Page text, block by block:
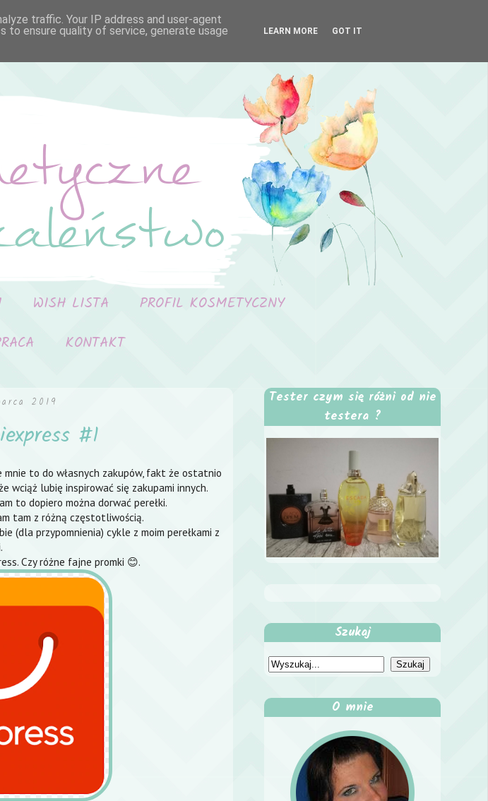
WISH LISTA
PROFIL KOSMETYCZNY
KONTAKT
2019
#1
to do własnych zakupów, fakt że ostatnio
wciąż lubię inspirować się zakupami innych.
to dopiero można dorwać perełki.
tam z różną częstotliwością.
(dla przypomnienia) cykle z moim perełkami z
Czy różne fajne promki 😊.
Tester czym się różni od nie
testera ?
Szukaj
O mnie
traffic. Your IP address and user-agent
to ensure quality of service, generate usage
LEARN MORE GOT IT